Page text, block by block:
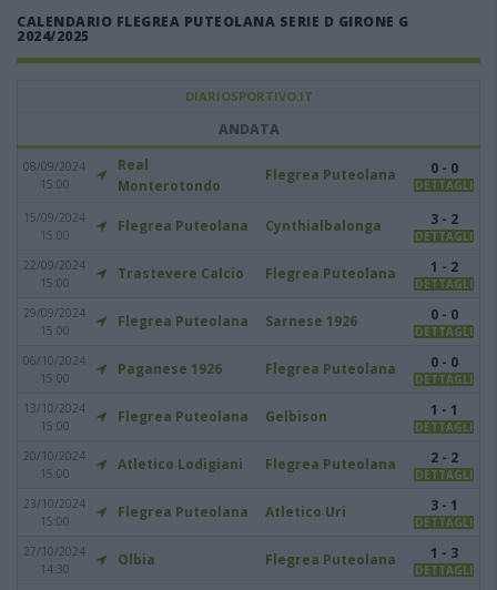
CALENDARIO FLEGREA PUTEOLANA SERIE D GIRONE G
2024/2025
DIARIOSPORTIVO.IT
ANDATA
08/09/2024
15:00
Real
Monterotondo
Flegrea Puteolana 0 - 0
DETTAGLI
15/09/2024
15:00
Flegrea Puteolana Cynthialbalonga 3 - 2
DETTAGLI
22/09/2024
15:00
Trastevere Calcio Flegrea Puteolana 1 - 2
DETTAGLI
29/09/2024
15:00
Flegrea Puteolana Sarnese 1926 0 - 0
DETTAGLI
06/10/2024
15:00
Paganese 1926 Flegrea Puteolana 0 - 0
DETTAGLI
13/10/2024
15:00
Flegrea Puteolana Gelbison 1 - 1
DETTAGLI
20/10/2024
15:00
Atletico Lodigiani Flegrea Puteolana 2 - 2
DETTAGLI
23/10/2024
15:00
Flegrea Puteolana Atletico Uri 3 - 1
DETTAGLI
27/10/2024
14:30
Olbia Flegrea Puteolana 1 - 3
DETTAGLI